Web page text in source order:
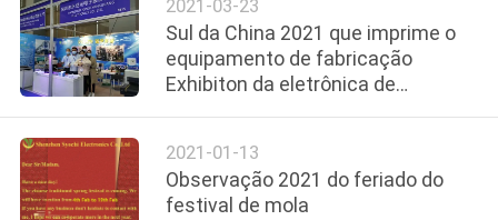
NÓS
EXCURSÃO
DA
FÁBRICA
2021-03-23
Sul da China 2021 que imprime o
equipamento de fabricação
Exhibiton da eletrônica de
2021-01-13
Observação 2021 do feriado do
festival de mola